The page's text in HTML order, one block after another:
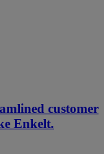
customer
Enkelt.